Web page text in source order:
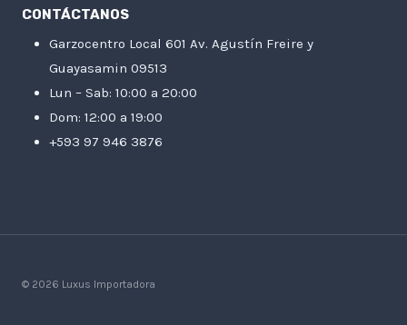
CONTÁCTANOS
Garzocentro Local 601 Av. Agustín Freire y
Guayasamin 09513
Lun – Sab: 10:00 a 20:00
Dom: 12:00 a 19:00
+593 97 946 3876
© 2026 Luxus Importadora